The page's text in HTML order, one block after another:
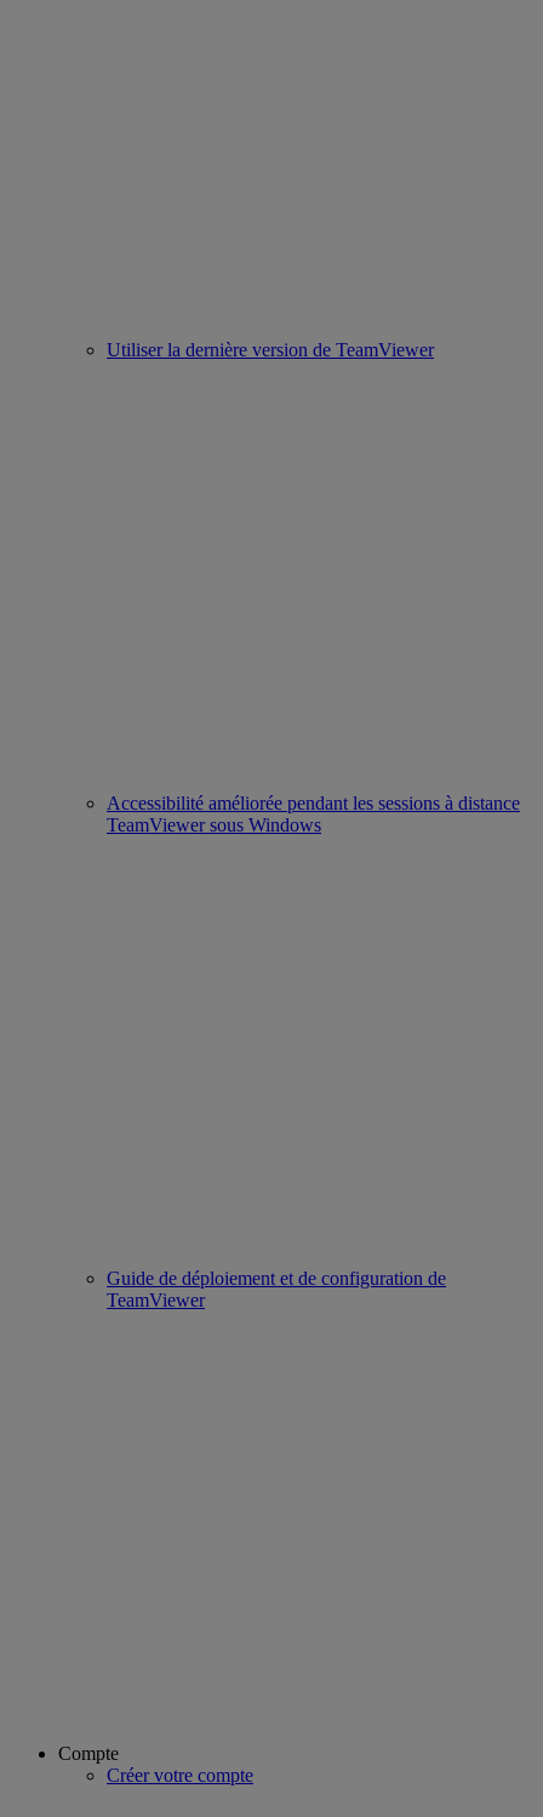
Utiliser la dernière version de TeamViewer
Accessibilité améliorée pendant les sessions à distance
TeamViewer sous Windows
Guide de déploiement et de configuration de
TeamViewer
Compte
Créer votre compte